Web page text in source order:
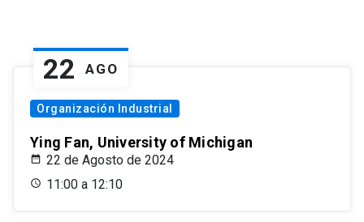
22 AGO
Organización Industrial
Ying Fan, University of Michigan
22 de Agosto de 2024
11:00 a 12:10